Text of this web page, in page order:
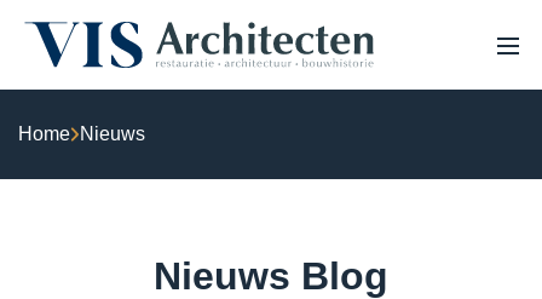
HOME
PROJECTEN
Home Nieuws
Nieuws Blog